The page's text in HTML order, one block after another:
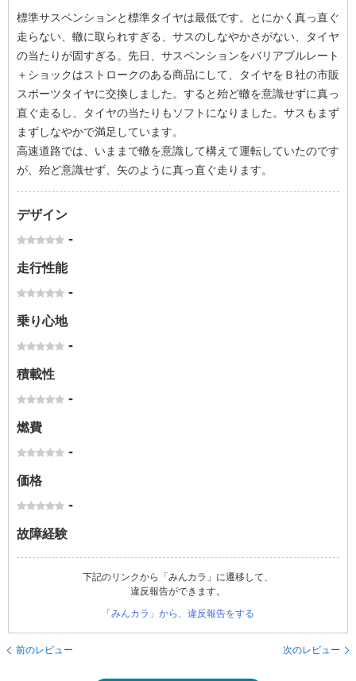
標準サスペンションと標準タイヤは最低です。とにかく真っ直ぐ
走らない、轍に取られすぎる、サスのしなやかさがない、タイヤ
の当たりが固すぎる。先日、サスペンションをバリアブルレート
＋ショックはストロークのある商品にして、タイヤをＢ社の市販
スポーツタイヤに交換しました。すると殆ど轍を意識せずに真っ
直ぐ走るし、タイヤの当たりもソフトになりました。サスもまず
まずしなやかで満足しています。
高速道路では、いままで轍を意識して構えて運転していたのです
が、殆ど意識せず、矢のように真っ直ぐ走ります。
デザイン
-
走行性能
-
乗り心地
-
積載性
-
燃費
-
価格
-
故障経験
下記のリンクから「みんカラ」に遷移して、
違反報告ができます。
「みんカラ」から、違反報告をする
前のレビュー 次のレビュー